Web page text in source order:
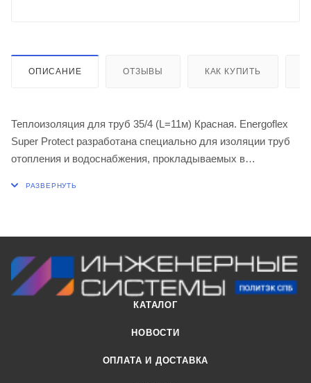
ОПИСАНИЕ ОТЗЫВЫ КАК КУПИТЬ
Теплоизоляция для труб 35/4 (L=11м) Красная. Energoflex
Super Protect разработана специально для изоляции труб
отопления и водоснабжения, прокладываемых в
тем самым делая изоляцию надежной защитой для труб, а
упругий слой полиэтиленовой пены помогает
компенсировать тепловое расширение труб.
экструдирования пенополиэтиленовой трубки и
теплоизоляции и покрытия.
КАТАЛОГ
НОВОСТИ
ОПЛАТА И ДОСТАВКА